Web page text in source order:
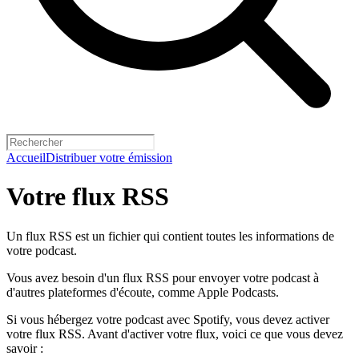
AccueilDistribuer votre émission
Votre flux RSS
Un flux RSS est un fichier qui contient toutes les informations de
votre podcast.
Vous avez besoin d'un flux RSS pour envoyer votre podcast à
d'autres plateformes d'écoute, comme Apple Podcasts.
Si vous hébergez votre podcast avec Spotify, vous devez activer
votre flux RSS. Avant d'activer votre flux, voici ce que vous devez
savoir :